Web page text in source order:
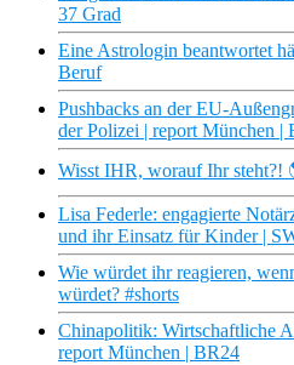
37 Grad
Eine Astrologin beantwortet
Beruf
Pushbacks an der EU-
der Polizei | report München |
Wisst IHR, worauf Ihr steht?!
Lisa Federle: engagierte
und ihr Einsatz für Kinder |
Wie würdet ihr reagieren,
würdet? #shorts
Chinapolitik: Wirtschaftliche
report München | BR24